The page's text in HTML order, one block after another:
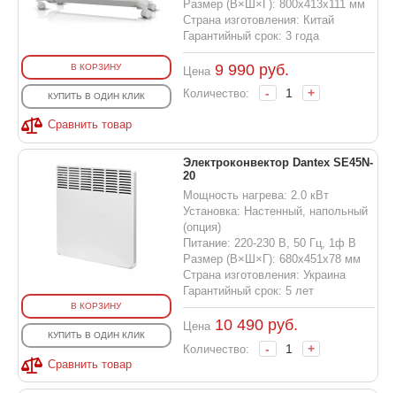
В КОРЗИНУ
КУПИТЬ В ОДИН КЛИК
Сравнить товар
Размер (В×Ш×Г): 800х413х111 мм
Страна изготовления: Китай
Гарантийный срок: 3 года
Цена 9 990руб.
Количество: - +
В КОРЗИНУ
КУПИТЬ В ОДИН КЛИК
Сравнить товар
Электроконвектор Dantex SE45N-
20
Мощность нагрева: 2.0 кВт
Установка: Настенный, напольный
(опция)
Питание: 220-230 В, 50 Гц, 1ф В
Размер (В×Ш×Г): 680х451х78 мм
Страна изготовления: Украина
Гарантийный срок: 5 лет
Цена 10 490руб.
Количество: - +